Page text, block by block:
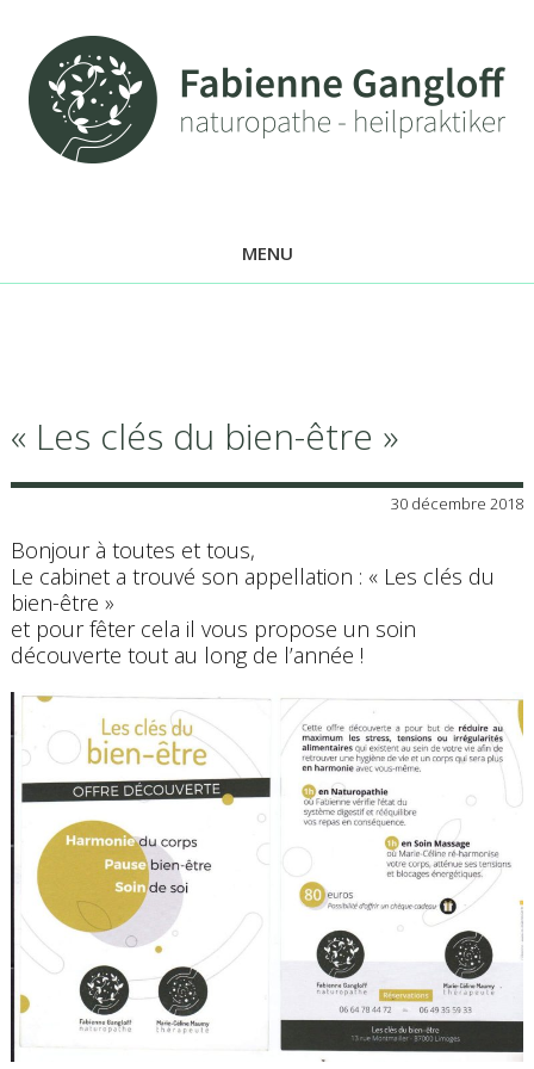
MENU
« Les clés du bien-être »
30 décembre 2018
Bonjour à toutes et tous,
Le cabinet a trouvé son appellation : « Les clés du
bien-être »
et pour fêter cela il vous propose un soin
découverte tout au long de l’année !